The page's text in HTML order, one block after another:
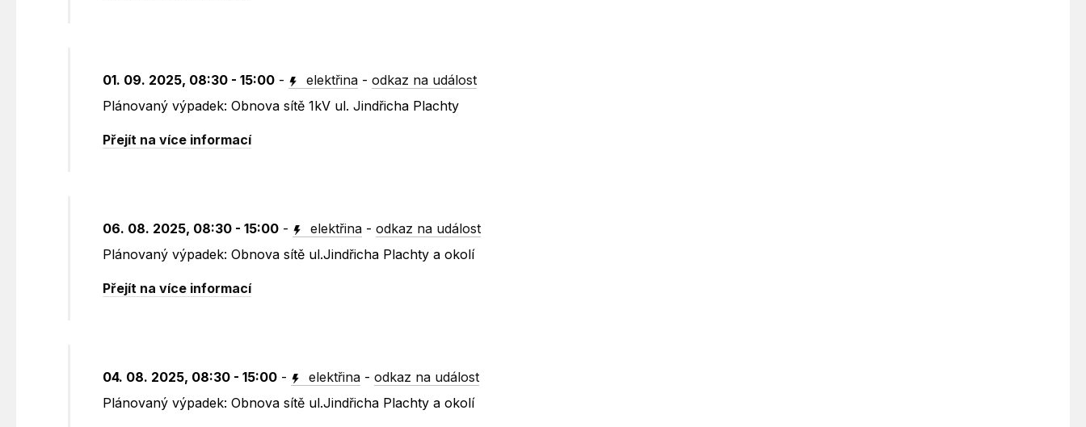
01. 09. 2025, 08:30 - 15:00 - elektřina -odkaz na událost
Plánovaný výpadek: Obnova sítě 1kV ul. Jindřicha Plachty
Přejít na více informací
06. 08. 2025, 08:30 - 15:00 - elektřina -odkaz na událost
Plánovaný výpadek: Obnova sítě ul.Jindřicha Plachty a okolí
Přejít na více informací
04. 08. 2025, 08:30 - 15:00 - elektřina -odkaz na událost
Plánovaný výpadek: Obnova sítě ul.Jindřicha Plachty a okolí